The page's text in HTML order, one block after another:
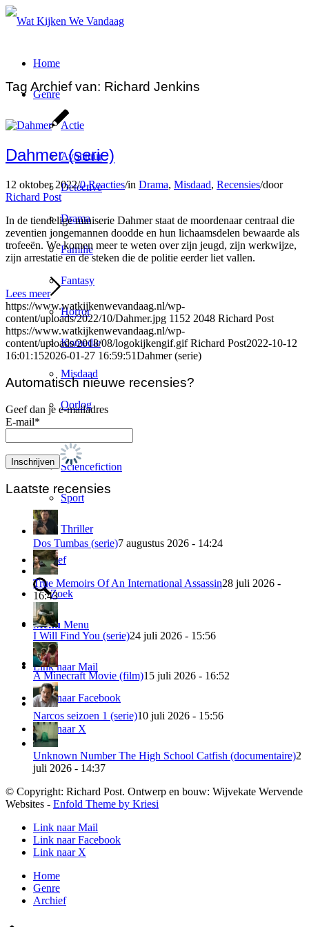
Home
Genre
Actie
Avontuur
Detective
Drama
Familie
Fantasy
Horror
Komedie
Misdaad
Oorlog
Sciencefiction
Sport
Thriller
Archief
Zoek
Menu Menu
Link naar Mail
Link naar Facebook
Link naar X
Tag Archief van: Richard Jenkins
Dahmer (serie)
12 oktober 2022/0 Reacties/in Drama, Misdaad, Recensies/door
Richard Post
In de tiendelige miniserie Dahmer staat de moordenaar centraal die
zeventien jongemannen doodde en hun lichaamsdelen bewaarde als
trofeeën. We komen meer te weten over zijn jeugd, zijn werkwijze,
zijn arrestatie en de steken die de politie eerder liet vallen.
Lees meer
https://www.watkijkenwevandaag.nl/wp-
content/uploads/2022/10/Dahmer.jpg 1152 2048 Richard Post
https://www.watkijkenwevandaag.nl/wp-
content/uploads/2018/08/logokijkengif.gif Richard Post2022-10-12
16:01:152026-01-27 16:59:51Dahmer (serie)
Automatisch nieuwe recensies?
Geef dan je e-mailadres
E-mail*
Laatste recensies
Dos Tumbas (serie)7 augustus 2026 - 14:24
True Memoirs Of An International Assassin28 juli 2026 -
16:43
I Will Find You (serie)24 juli 2026 - 15:56
A Minecraft Movie (film)15 juli 2026 - 16:52
Narcos seizoen 1 (serie)10 juli 2026 - 15:56
Unknown Number The High School Catfish (documentaire)2
juli 2026 - 14:37
© Copyright: Richard Post. Ontwerp en bouw: Wijvekate Wervende
Websites - Enfold Theme by Kriesi
Link naar Mail
Link naar Facebook
Link naar X
Home
Genre
Archief